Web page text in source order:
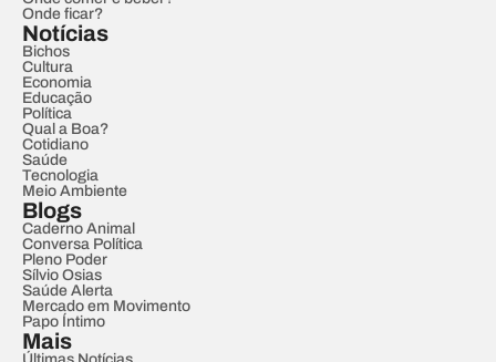
Onde ficar?
Notícias
Bichos
Cultura
Economia
Educação
Política
Qual a Boa?
Cotidiano
Saúde
Tecnologia
Meio Ambiente
Blogs
Caderno Animal
Conversa Política
Pleno Poder
Sílvio Osias
Saúde Alerta
Mercado em Movimento
Papo Íntimo
Mais